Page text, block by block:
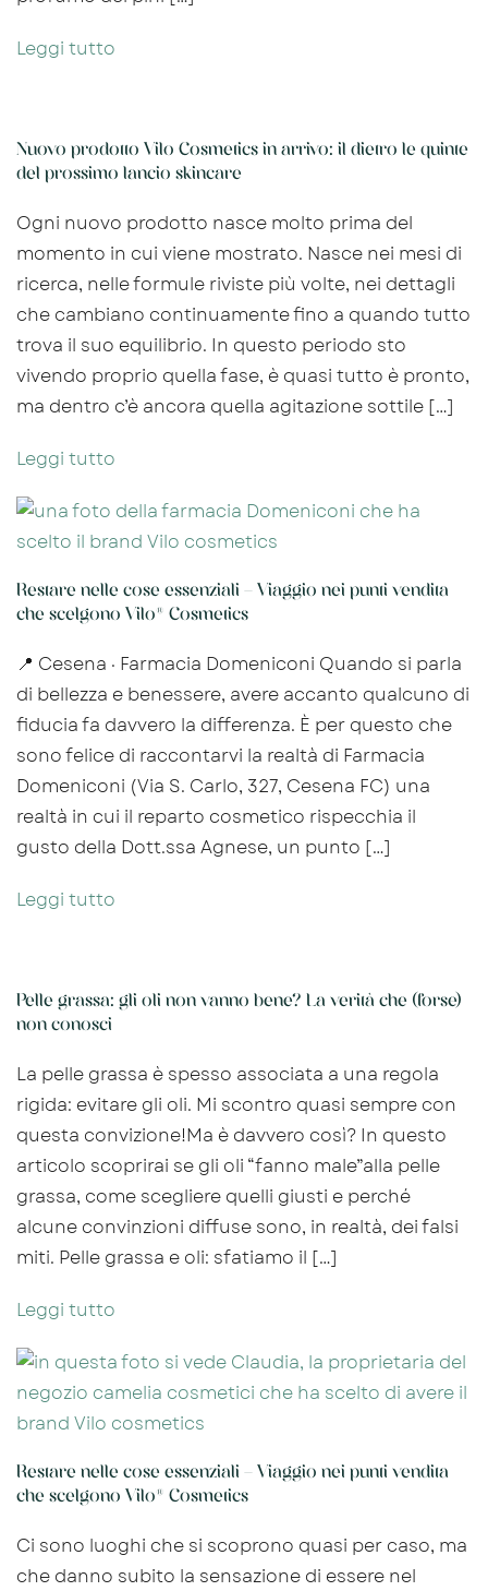
Leggi tutto
Nuovo prodotto Vilo Cosmetics in arrivo: il dietro le quinte
del prossimo lancio skincare
Ogni nuovo prodotto nasce molto prima del
momento in cui viene mostrato. Nasce nei mesi di
ricerca, nelle formule riviste più volte, nei dettagli
che cambiano continuamente fino a quando tutto
trova il suo equilibrio. In questo periodo sto
vivendo proprio quella fase, è quasi tutto è pronto,
ma dentro c’è ancora quella agitazione sottile […]
Leggi tutto
Restare nelle cose essenziali – Viaggio nei punti vendita
che scelgono Vilo® Cosmetics
📍 Cesena · Farmacia Domeniconi Quando si parla
di bellezza e benessere, avere accanto qualcuno di
fiducia fa davvero la differenza. È per questo che
sono felice di raccontarvi la realtà di Farmacia
Domeniconi (Via S. Carlo, 327, Cesena FC) una
realtà in cui il reparto cosmetico rispecchia il
gusto della Dott.ssa Agnese, un punto […]
Leggi tutto
Pelle grassa: gli oli non vanno bene? La verità che (forse)
non conosci
La pelle grassa è spesso associata a una regola
rigida: evitare gli oli. Mi scontro quasi sempre con
questa convizione!Ma è davvero così? In questo
articolo scoprirai se gli oli “fanno male”alla pelle
grassa, come scegliere quelli giusti e perché
alcune convinzioni diffuse sono, in realtà, dei falsi
miti. Pelle grassa e oli: sfatiamo il […]
Leggi tutto
Restare nelle cose essenziali – Viaggio nei punti vendita
che scelgono Vilo® Cosmetics
Ci sono luoghi che si scoprono quasi per caso, ma
che danno subito la sensazione di essere nel